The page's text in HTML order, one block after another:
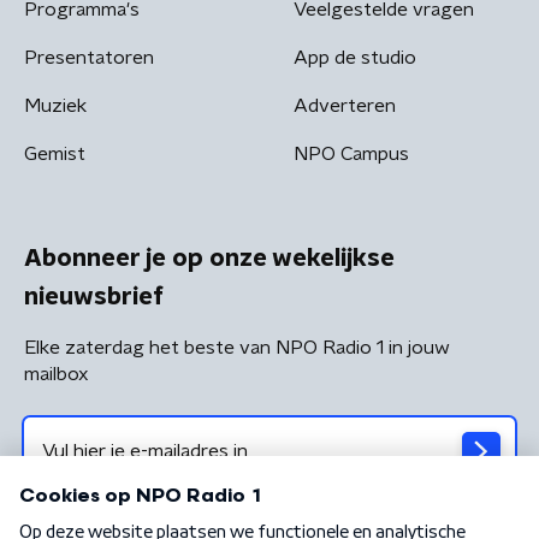
Programma's
Presentatoren
Muziek
Gemist
Veelgestelde vragen
App de studio
Adverteren
NPO Campus
Abonneer je op onze wekelijkse
nieuwsbrief
Elke zaterdag het beste van NPO Radio 1 in jouw
mailbox